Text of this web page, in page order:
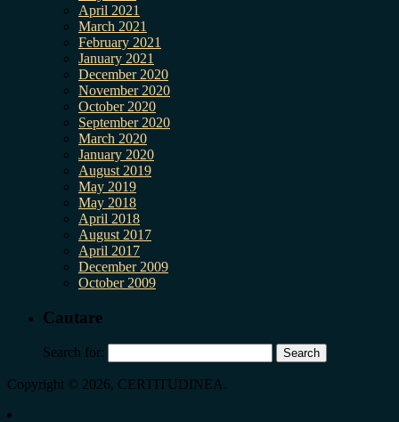
April 2021
March 2021
February 2021
January 2021
December 2020
November 2020
October 2020
September 2020
March 2020
January 2020
August 2019
May 2019
May 2018
April 2018
August 2017
April 2017
December 2009
October 2009
Cautare
Search for:
Copyright © 2026, CERTITUDINEA.